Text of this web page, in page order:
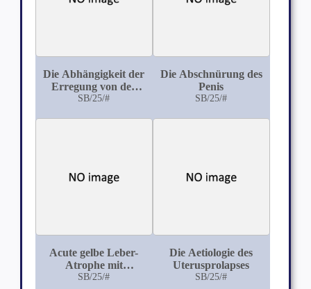
Die Abhängigkeit der
Erregung von der
Länge der elektrisch
SB/25/#
Die Abschnürung des
Penis
SB/25/#
Acute gelbe Leber-
Atrophe mit
günstigem Ausgang
SB/25/#
Die Aetiologie des
Uterusprolapses
SB/25/#